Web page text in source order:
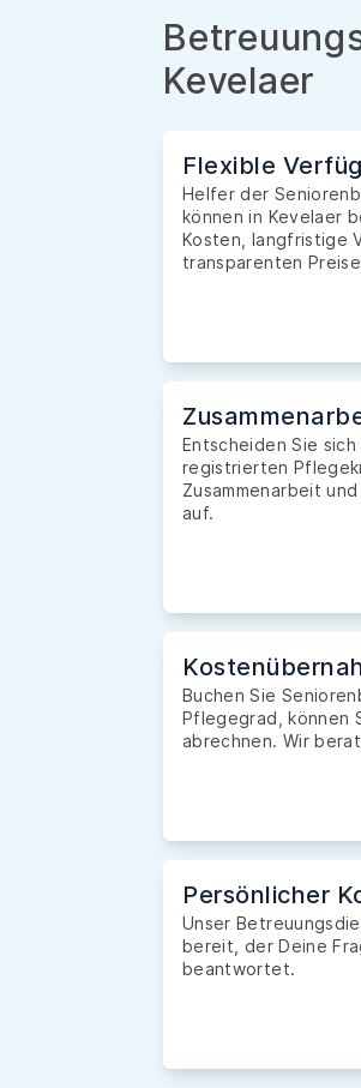
Kevelaer
Flexible
Helfer der
können in Kevelaer
Kosten, langfristige
transparenten
Entscheiden Sie
registrierten
Zusammenarbeit
auf.
Buchen Sie
Pflegegrad, können
abrechnen. Wir
Persönlicher
Unser
bereit, der Deine
beantwortet.